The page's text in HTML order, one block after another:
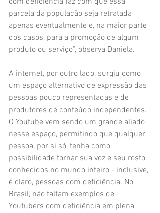
parcela da população seja retratada
apenas eventualmente e, na maior parte
dos casos, para a promoção de algum
produto ou serviço”, observa Daniela.
A internet, por outro lado, surgiu como
um espaço alternativo de expressão das
pessoas pouco representadas e de
produtores de conteúdo independentes.
O Youtube vem sendo um grande aliado
nesse espaço, permitindo que qualquer
pessoa, por si só, tenha como
possibilidade tornar sua voz e seu rosto
conhecidos no mundo inteiro - inclusive,
é claro, pessoas com deficiência. No
Brasil, não faltam exemplos de
Youtubers com deficiência em plena